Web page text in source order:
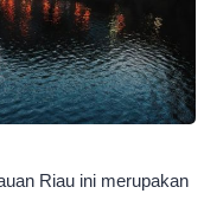
Riau ini merupakan